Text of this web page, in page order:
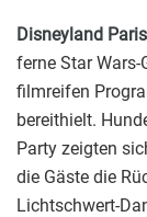
Disneyland Paris
ferne Star
filmreifen
bereithielt.
Party zeigten
die Gäste die
Lichtschwert-